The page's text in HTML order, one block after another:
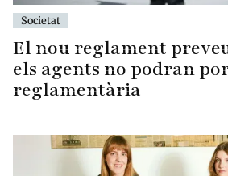
Societat
El nou reglament
els agents no podran
reglamentària